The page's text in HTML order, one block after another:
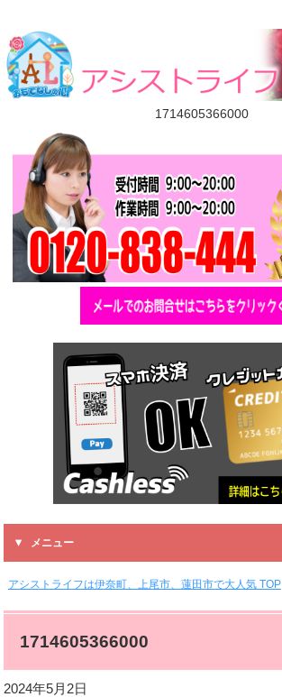
1714605366000
メニュー
アシストライフは伊奈町、上尾市、蓮田市で大人気 TOP
1714605366000
2024年5月2日